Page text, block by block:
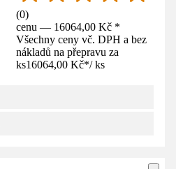
(0)
cenu — 16064,00 Kč *
Všechny ceny vč. DPH a bez
nákladů na přepravu za
ks16064,00 Kč*/ ks